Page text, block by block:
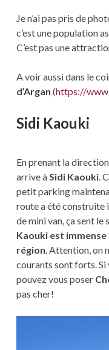
Je n’ai pas pris de
c’est une population
C’est pas une
A voir aussi dans le
d’Argan (https://
Sidi Kaouki
En prenant la
arrive àSidi Kaouki.
petit parking
route a été construite
de mini van, ça sent le
Kaouki est immense
région. Attention, on
courants sont forts. Si
pouvez vous poser
pas cher!